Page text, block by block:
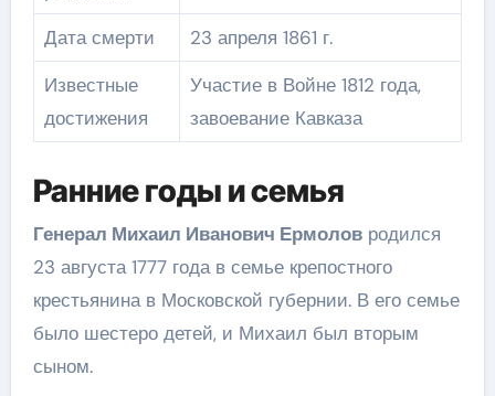
Дата смерти
23 апреля 1861 г.
Известные
достижения
Участие в Войне 1812 года,
завоевание Кавказа
Ранние годы и семья
Генерал Михаил Иванович Ермоловродился
23 августа 1777 года в семье крепостного
крестьянина в Московской губернии. В его семье
было шестеро детей, и Михаил был вторым
сыном.